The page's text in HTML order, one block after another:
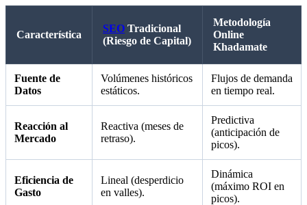
Característica
SEO Tradicional
(Riesgo de Capital)
Metodología
Online
Khadamate
Fuente de
Datos
Volúmenes históricos
estáticos.
Flujos de demanda
en tiempo real.
Reacción al
Mercado
Reactiva (meses de
retraso).
Predictiva
(anticipación de
picos).
Eficiencia de
Gasto
Lineal (desperdicio
en valles).
Dinámica
(máximo ROI en
picos).